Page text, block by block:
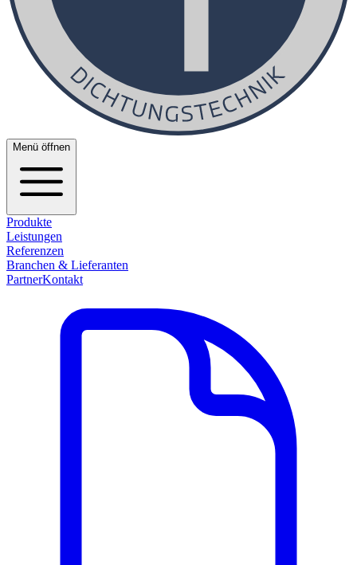
Menü öffnen
Produkte
Leistungen
Referenzen
Branchen & Lieferanten
PartnerKontakt